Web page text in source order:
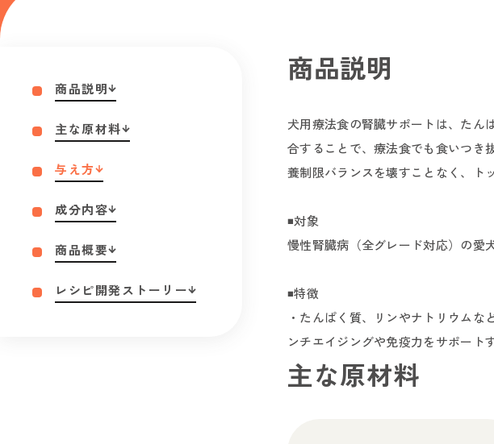
商品説明
主な原材料
与え方
成分内容
商品概要
レシピ開発ストーリー
商品説明
犬用療法食の腎臓サポートは、たん
合することで、療法食でも食いつき
養制限バランスを壊すことなく、ト
◾️対象
慢性腎臓病（全グレード対応）の愛
◾️特徴
・たんぱく質、リンやナトリウム
ンチエイジングや免疫力をサポート
主な原材料